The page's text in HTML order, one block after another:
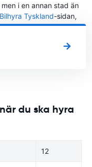
i en annan stad än
Bilhyra Tyskland-sidan,
du vill hyra en bil.
du ska hyra
12